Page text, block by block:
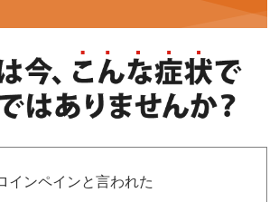
インペインと言われた